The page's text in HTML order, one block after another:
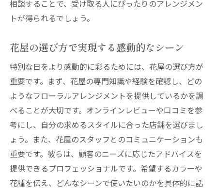
相談することで、受け取る人にぴったりのアレンジメン
トが得られるでしょう。
花屋の選び方で実現する感動的なシーン
特別な日をより感動的に彩るためには、花屋の選び方が
重要です。まず、花屋の専門知識や経験を確認し、どの
ようなフローラルアレンジメントを提供しているかを調
べることが大切です。オンラインレビューや口コミを参
考にし、自分の求めるスタイルに合った店舗を選びまし
ょう。また、花屋のスタッフとのコミュニケーションも
重要です。彼らは、顧客のニーズに応じたアドバイスを
提供できるプロフェッショナルです。希望するカラーや
花種を伝え、どんなシーンで使いたいのかを具体的に話